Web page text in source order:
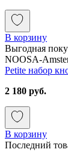
В корзину
Выгодная
NOOSA-
Petite набор
2 180 руб.
В корзину
Последний